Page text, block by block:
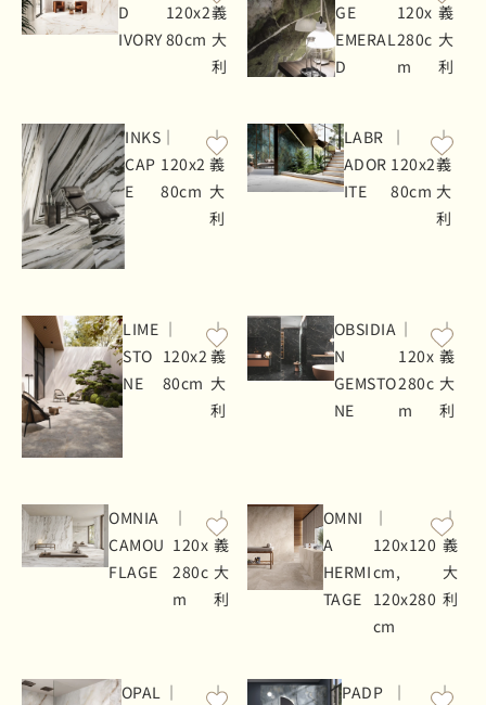
D
IVORY
120x2
80cm
義
大
利
GE
EMERAL
D
120x
280c
m
義
大
利
INKS
CAP
E
｜
120x2
80cm
｜
義
大
利
LABR
ADOR
ITE
｜
120x2
80cm
｜
義
大
利
LIME
STO
NE
｜
120x2
80cm
｜
義
大
利
OBSIDIA
N
GEMSTO
NE
｜
120x
280c
m
｜
義
大
利
OMNIA
CAMOU
FLAGE
｜
120x
280c
m
｜
義
大
利
OMNI
A
HERMI
TAGE
｜
120x120
cm,
120x280
cm
｜
義
大
利
OPAL ｜
｜
PADP
｜
｜